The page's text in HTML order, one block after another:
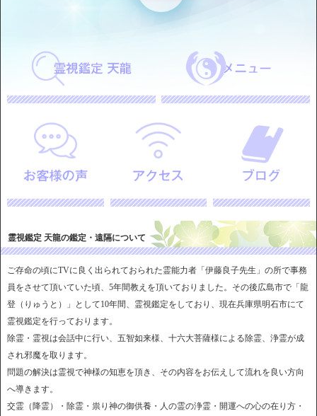
霊視鑑定 天龍の鑑定・遠隔について
ご存命の頃にTVに良く出られておられた霊能力者「伊藤良子先生」の所で事務
員をさせて頂いていた頃、5年間教えを頂いておりました。その後広島市で「龍
登（りゅうと）」として10年間、霊視鑑定をしており、現在兵庫県明石市にて
霊視鑑定を行っております。
除霊・霊視は会話中に行い、五智如来様、十六大菩薩様による除霊、浄霊が成
され邪魔を取ります。
問題の解決は霊視で神様の知恵を頂き、その内容をお伝えして流れを良い方向
へ導きます。
交霊（降霊）・除霊・祟り神の御供養・人の霊の浄霊・開運への心の在り方・